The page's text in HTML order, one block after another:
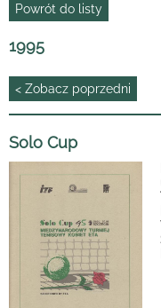
Powrót do listy
1995
< Zobacz poprzedni
Solo Cup